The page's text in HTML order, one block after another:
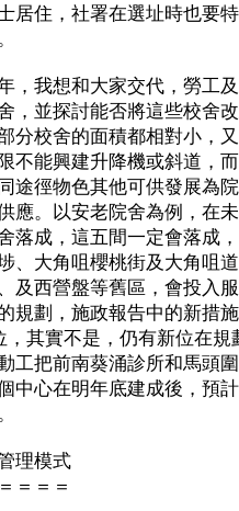
居住，社署在選址時也要
我想和大家交代，勞工及
，並探討能否將這些校舍
分校舍的面積都相對小，
不能興建升降機或斜道，
途徑物色其他可供發展為
應。以安老院舍為例，在
落成，這五間一定會落成
、大角咀櫻桃街及大角咀
及西營盤等舊區，會投入
規劃，施政報告中的新措
，其實不是，仍有新位在
工把前南葵涌診所和馬頭
中心在明年底建成後，預
理模式
＝＝＝